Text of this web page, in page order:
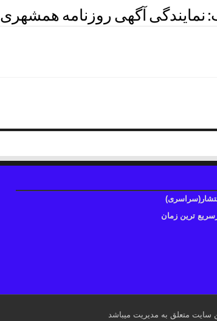
نمایندگی آگهی روزنامه همشهری
ترین زمان
سایت متعلق به مدیریت میباشد